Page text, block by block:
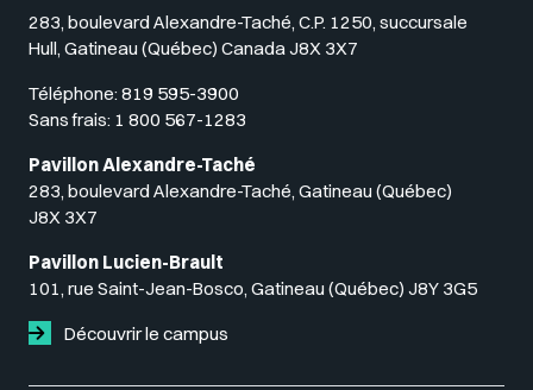
283, boulevard Alexandre-Taché, C.P. 1250, succursale
Hull, Gatineau (Québec) Canada J8X 3X7
Téléphone: 819 595-3900
Sans frais: 1 800 567-1283
Pavillon Alexandre-Taché
283, boulevard Alexandre-Taché, Gatineau (Québec)
J8X 3X7
Pavillon Lucien-Brault
101, rue Saint-Jean-Bosco, Gatineau (Québec) J8Y 3G5
Découvrir le campus